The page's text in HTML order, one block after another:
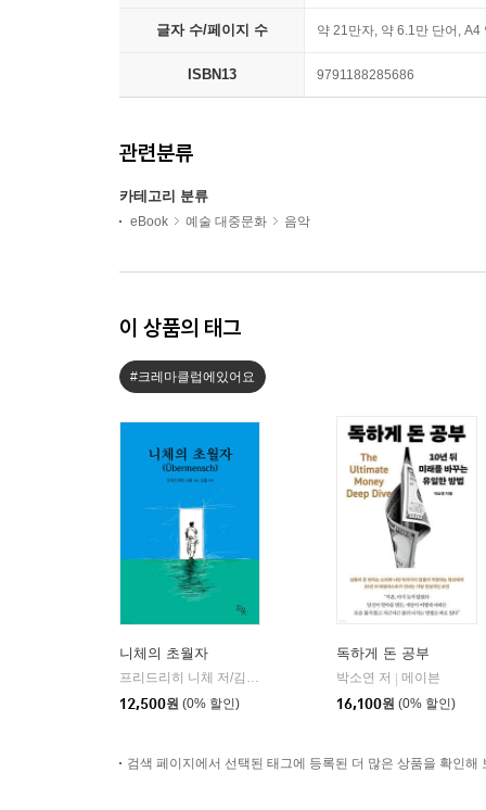
글자 수/페이지 수 약 21만자, 약 6.1만 단어,
ISBN13 9791188285686
관련분류
카테고리 분류
eBook 예술 대중문화 음악
이 상품의 태그
#크레마클럽에있어요
니체의 초월자
12,500원 (0% 할인)
독하게 돈 공부
박소연 저 | 메이븐
16,100원 (0% 할인)
검색 페이지에서 선택된 태그에 등록된 더 많은 상품을 확인해